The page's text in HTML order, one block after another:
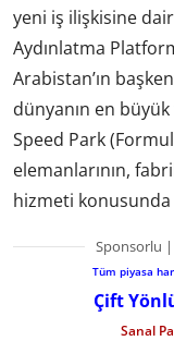
yeni iş ilişkisine
Aydınlatma
Arabistan’ın
dünyanın en
Speed Park
elemanlarının,
hizmeti konusunda
Sponsorlu |
Tüm piyasa
Çift
Sanal